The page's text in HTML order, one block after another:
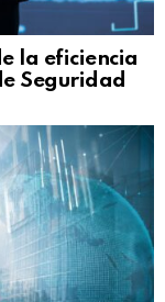
la eficiencia
Seguridad